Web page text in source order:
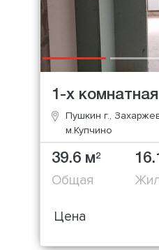
1-х
Пушкин г.,
м.Купчино
39.6 м2
Общая
Цена